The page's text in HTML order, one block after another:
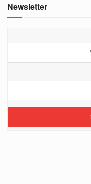
Newsletter